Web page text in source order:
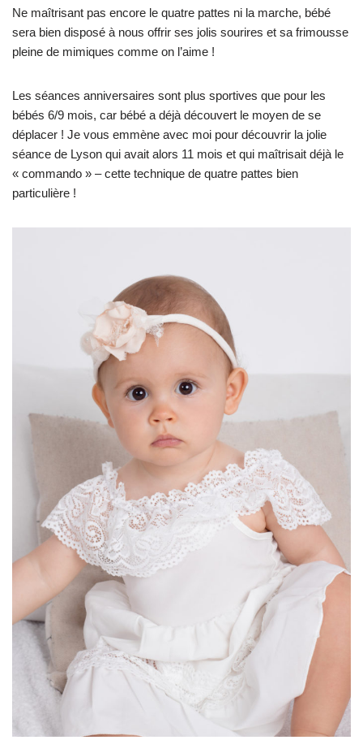
Ne maîtrisant pas encore le quatre pattes ni la marche, bébé
sera bien disposé à nous offrir ses jolis sourires et sa frimousse
pleine de mimiques comme on l’aime !
Les séances anniversaires sont plus sportives que pour les
bébés 6/9 mois, car bébé a déjà découvert le moyen de se
déplacer ! Je vous emmène avec moi pour découvrir la jolie
séance de Lyson qui avait alors 11 mois et qui maîtrisait déjà le
« commando » – cette technique de quatre pattes bien
particulière !